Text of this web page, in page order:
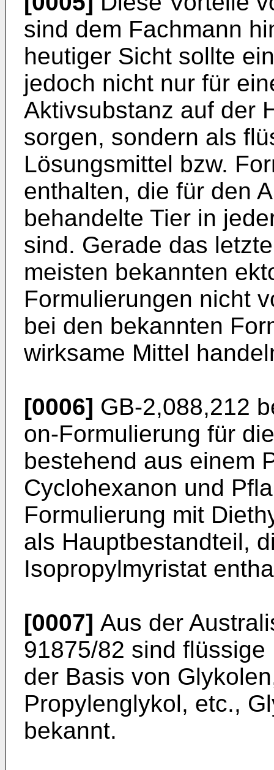
sind dem Fachmann
heutiger Sicht sollte
jedoch nicht nur für
Aktivsubstanz auf der
sorgen, sondern als
Lösungsmittel bzw.
enthalten, die für den
behandelte Tier in
sind. Gerade das
meisten bekannten
Formulierungen nicht
bei den bekannten
wirksame Mittel
[0006] GB-2,088,212
on-Formulierung für
bestehend aus einem
Cyclohexanon und
Formulierung mit
als Hauptbestandteil,
Isopropylmyristat
[0007] Aus der
91875/82 sind
der Basis von
Propylenglykol, etc.,
bekannt.